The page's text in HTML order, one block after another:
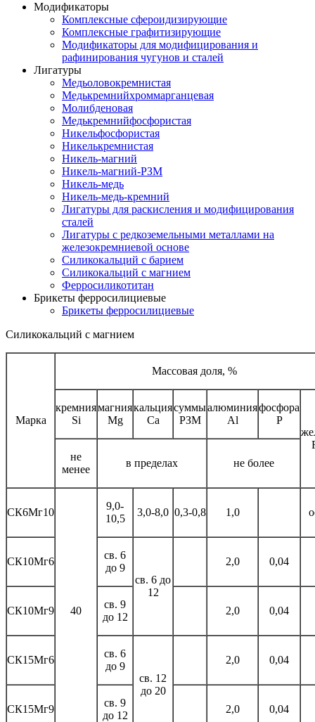
Модификаторы
Комплексные сфероидизирующие
Комплексные графитизирующие
Модификаторы для модифицирования и
рафинирования чугунов и сталей
Лигатуры
Медьоловокремнистая
Медькремнийхроммарганцевая
Молибденовая
Медькремнийфосфористая
Никельфосфористая
Никелькремнистая
Никель-магний
Никель-магний-РЗМ
Никель-медь
Никель-медь-кремний
Лигатуры для раскисления и модифицирования
сталей
Лигатуры с редкоземельными металлами на
железокремниевой основе
Силикокальций с барием
Силикокальций с магнием
Ферросиликотитан
Брикеты ферросилициевые
Брикеты ферросилициевые
Силикокальций с магнием
Марка
Массовая доля, %
кремния
Si
магния
Mg
кальция
Са
суммы
РЗМ
алюминия
Al
фосфора
P
не
менее
в пределах не более
СК6Мг10
40
9,0-
10,5
3,0-8,0 0,3-0,8 1,0
СК10Мг6
св. 6
до 9
св. 6 до
12
2,0 0,04
СК10Мг9
св. 9
до 12
2,0 0,04
СК15Мг6
св. 6
до 9
св. 12
до 20
2,0 0,04
СК15Мг9
св. 9
до 12
2,0 0,04